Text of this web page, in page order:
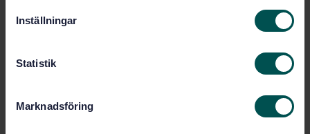
Inställningar
Statistik
Marknadsföring
Framtagen av:
ISO GPS - Mätteknik och
Specifications (GPS) — Acceptance and
measuring systems (CMS) — Part 102:
Grammar of symbols for metrological